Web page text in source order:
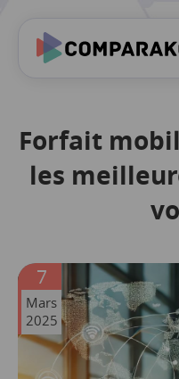
Forfait
les
7
Mars
2025